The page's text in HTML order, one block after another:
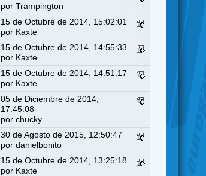
por Trampington
15 de Octubre de 2014, 15:02:01
por Kaxte
15 de Octubre de 2014, 14:55:33
por Kaxte
15 de Octubre de 2014, 14:51:17
por Kaxte
05 de Diciembre de 2014,
17:45:08
porchucky
30 de Agosto de 2015, 12:50:47
pordanielbonito
15 de Octubre de 2014, 13:25:18
por Kaxte